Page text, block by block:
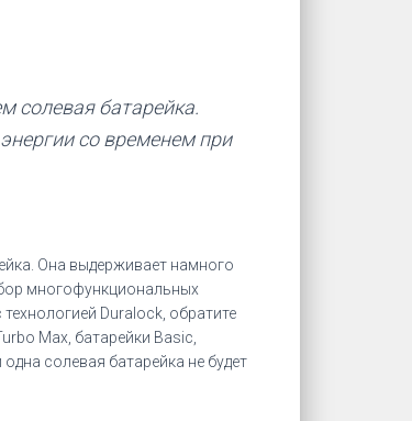
солевая батарейка.
со временем при
Она выдерживает намного
многофункциональных
Duralock, обратите
Max, батарейки Basic,
солевая батарейка не будет